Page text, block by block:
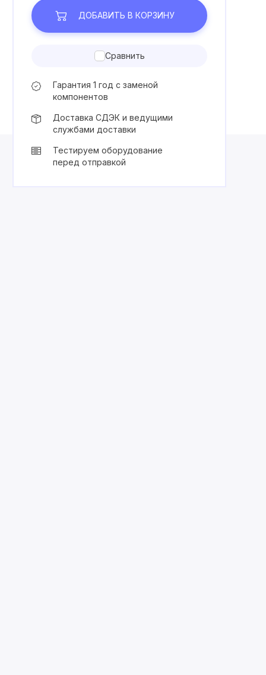
ДОБАВИТЬ В КОРЗИНУ
Сравнить
Гарантия 1 год с заменой
компонентов
Доставка СДЭК и ведущими
службами доставки
Тестируем оборудование
перед отправкой